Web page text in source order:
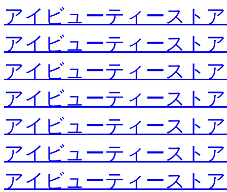
アイビューティースト
アイビューティースト
アイビューティースト
アイビューティースト
アイビューティースト
アイビューティースト
アイビューティースト